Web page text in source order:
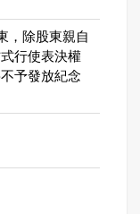
，除股東親自
行使表決權
予發放紀念